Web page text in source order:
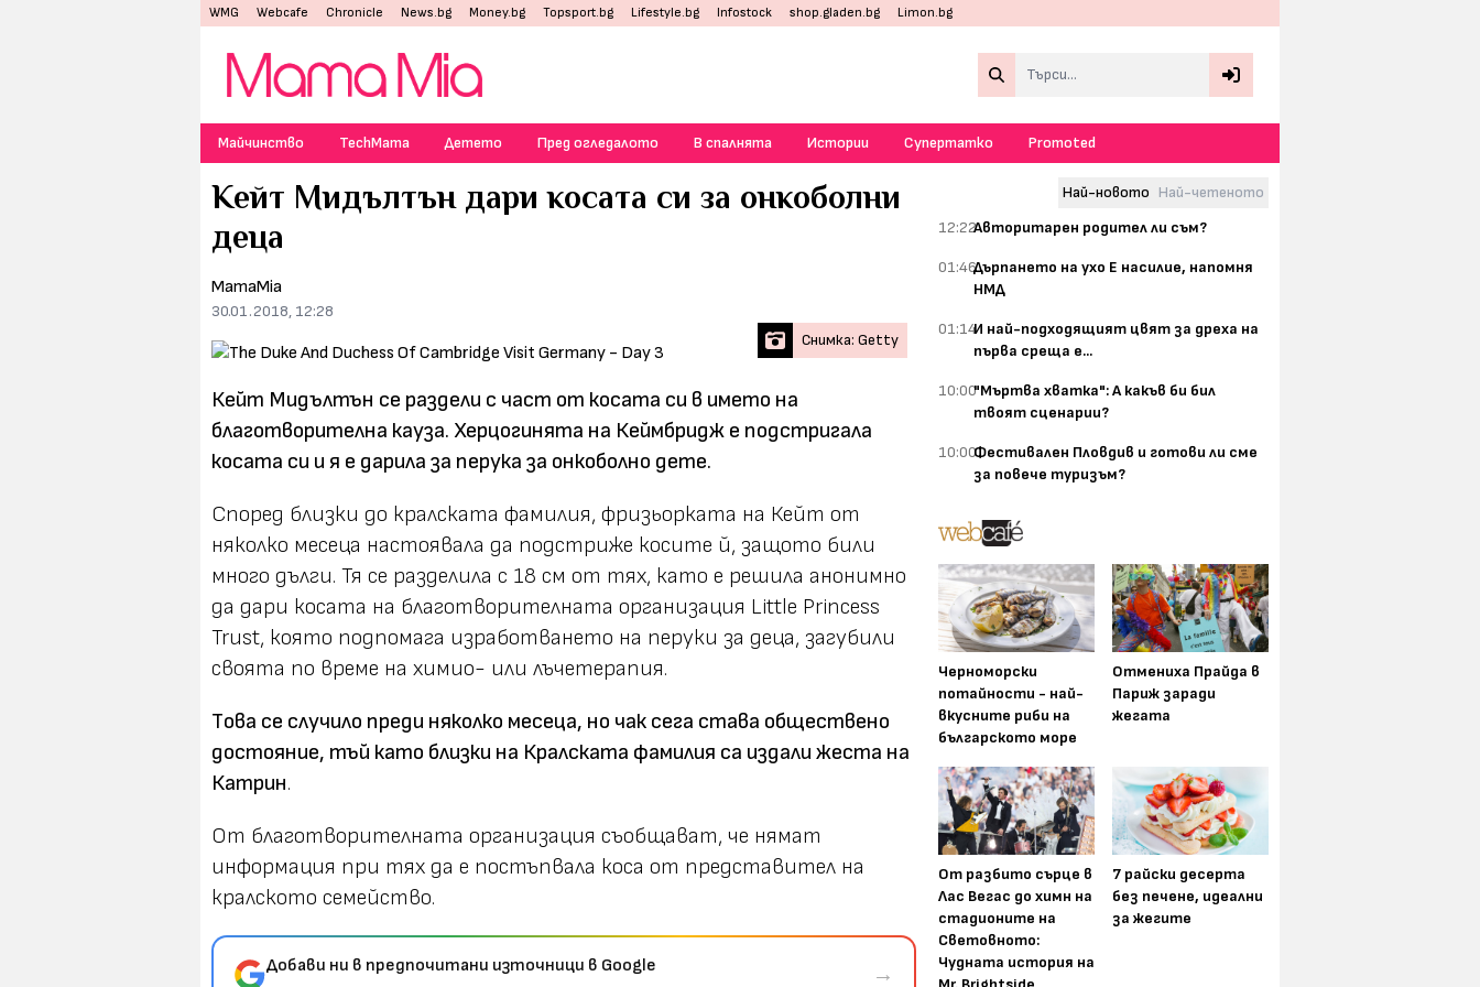
WMG Webcafe Chronicle News.bg Money.bg Topsport.bg Lifestyle.bg Infostock shop.gladen.bg Limon.bg
Майчинство TechMama Детето Пред огледалото В спалнята Истории Супертатко Promoted
Кейт Мидълтън дари косата си за онкоболни
деца
MamaMia
30.01.2018, 12:28
Снимка: Getty
Кейт Мидълтън се раздели с част от косата си в името на
благотворителна кауза. Херцогинята на Кеймбридж е подстригала
косата си и я е дарила за перука за онкоболно дете.
Според близки до кралската фамилия, фризьорката на Кейт от
няколко месеца настоявала да подстриже косите й, защото били
много дълги. Тя се разделила с 18 см от тях, като е решила анонимно
да дари косата на благотворителната организация Little Princess
Trust, която подпомага изработването на перуки за деца, загубили
своята по време на химио- или лъчетерапия.
Tова се случило преди няколко месеца, но чак сега става обществено
достояние, тъй като близки на Кралската фамилия са издали жеста на
Катрин.
От благотворителната организация съобщават, че нямат
информация при тях да е постъпвала коса от представител на
кралското семейство.
Добави ни в предпочитани източници в Google →
Най-новото Най-четеното
12:22Авторитарен родител ли съм?
01:46Дърпането на ухо Е насилие, напомня
НМД
01:14И най-подходящият цвят за дреха на
първа среща е...
10:00"Мъртва хватка": А какъв би бил
твоят сценарии?
10:00Фестивален Пловдив и готови ли сме
за повече туризъм?
Черноморски
потайности - най-
вкусните риби на
българското море
Отмениха Прайда в
Париж заради
жегата
От разбито сърце в
Лас Вегас до химн на
стадионите на
Световното:
Чудната история на
7 райски десерта
без печене, идеални
за жегите